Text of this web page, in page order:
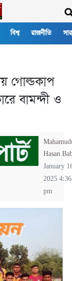
বিশ্ব রাজনীতি
গোল্ডকাপ
বামন্দী ও
Hasan
January
2025 4:36
pm